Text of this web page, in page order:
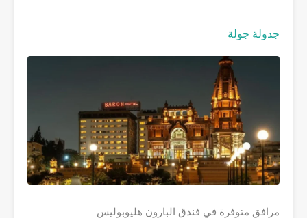
جدولة جولة
مرافق متوفرة في فندق البارون هليوبوليس